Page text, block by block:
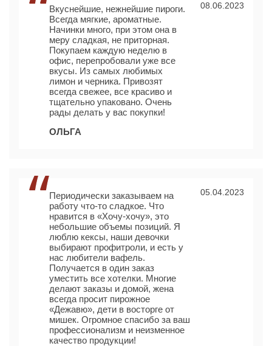
Вкуснейшие, нежнейшие пироги.
Всегда мягкие, ароматные.
Начинки много, при этом она в
меру сладкая, не приторная.
Покупаем каждую неделю в
офис, перепробовали уже все
вкусы. Из самых любимых
лимон и черника. Привозят
всегда свежее, все красиво и
тщательно упаковано. Очень
рады делать у вас покупки!
ОЛЬГА
08.06.2023
Периодически заказываем на
работу что-то сладкое. Что
нравится в «Хочу-хочу», это
небольшие объемы позиций. Я
люблю кексы, наши девочки
выбирают профитроли, и есть у
нас любители вафель.
Получается в один заказ
уместить все хотелки. Многие
делают заказы и домой, жена
всегда просит пирожное
«Дежавю», дети в восторге от
мишек. Огромное спасибо за ваш
профессионализм и неизменное
качество продукции!
05.04.2023